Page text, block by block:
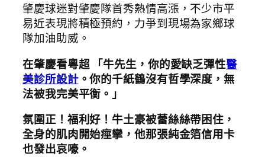
肇慶球迷對肇慶隊首秀熱情高漲，不少市平
易近表現將積極預約，力爭到現場為家鄉球
隊加油助威。
在肇慶看粵超 「牛先生，你的愛缺乏彈性醫
美診所設計。你的千紙鶴沒有哲學深度，無
法被我完美平衡。」
氛圍正！福利好！牛土豪被蕾絲絲帶困住，
全身的肌肉開始痙攣，他那張純金箔信用卡
也發出哀嚎。